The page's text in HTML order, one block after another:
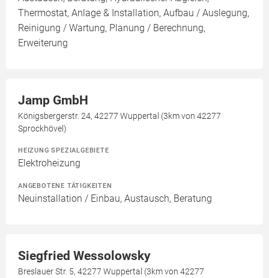
Thermostat, Anlage & Installation, Aufbau / Auslegung,
Reinigung / Wartung, Planung / Berechnung,
Erweiterung
Jamp GmbH
Königsbergerstr. 24, 42277 Wuppertal (3km von 42277
Sprockhövel)
HEIZUNG SPEZIALGEBIETE
Elektroheizung
ANGEBOTENE TÄTIGKEITEN
Neuinstallation / Einbau, Austausch, Beratung
Siegfried Wessolowsky
Breslauer Str. 5, 42277 Wuppertal (3km von 42277